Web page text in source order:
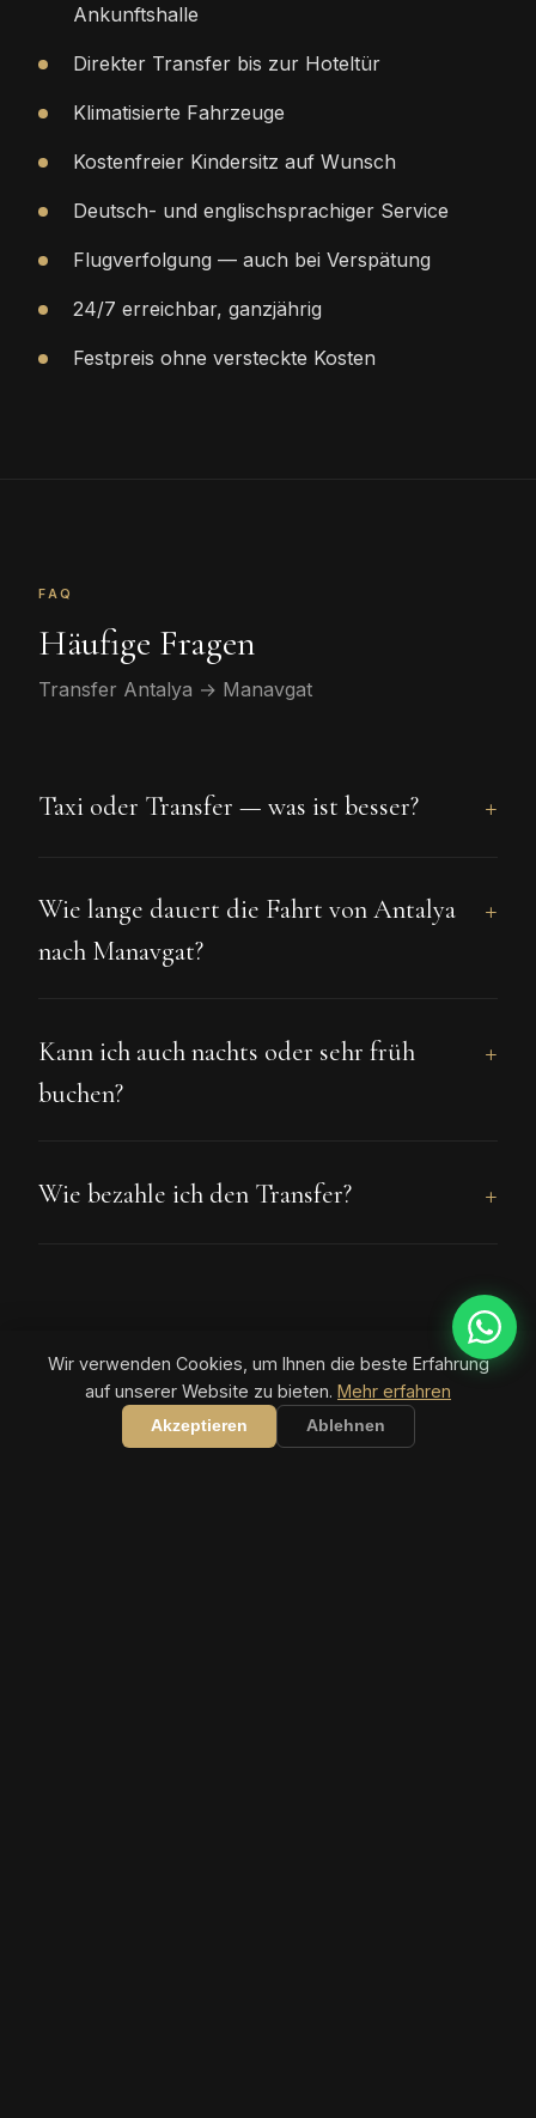
Ankunftshalle
Direkter Transfer bis zur Hoteltür
Klimatisierte Fahrzeuge
Kostenfreier Kindersitz auf Wunsch
Deutsch- und englischsprachiger Service
Flugverfolgung — auch bei Verspätung
24/7 erreichbar, ganzjährig
Festpreis ohne versteckte Kosten
FAQ
Häufige Fragen
Transfer Antalya → Manavgat
Taxi oder Transfer — was ist besser?
Wie lange dauert die Fahrt von Antalya
nach Manavgat?
Kann ich auch nachts oder sehr früh
buchen?
Wie bezahle ich den Transfer?
Wir verwenden Cookies, um Ihnen die beste Erfahrung
auf unserer Website zu bieten. Mehr erfahren
Akzeptieren Ablehnen